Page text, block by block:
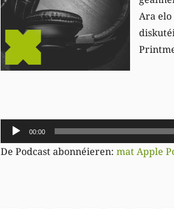
Ara elo
Audio-
Player
00:00
De Podcast abonnéieren: mat Apple